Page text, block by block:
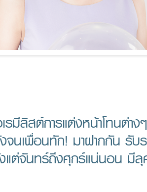
มีลิสต์การแต่งหน้าโทนต่า
นเพื่อนทัก! มาฝากกัน รับ
แต่จันทร์ถึงศุกร์แน่นอน มีลุ